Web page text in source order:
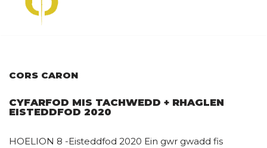
CORS CARON
CYFARFOD MIS TACHWEDD + RHAGLEN
EISTEDDFOD 2020
HOELION 8 -Eisteddfod 2020 Ein gwr gwadd fis